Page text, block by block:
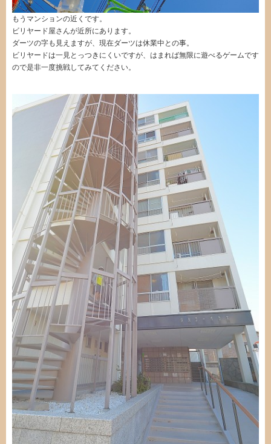
もうマンションの近くです。
ビリヤード屋さんが近所にあります。
ダーツの字も見えますが、現在ダーツは休業中との事。
ビリヤードは一見とっつきにくいですが、はまれば無限に遊べるゲームです
ので是非一度挑戦してみてください。